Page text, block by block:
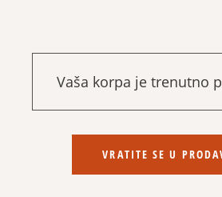
Vaša korpa je trenutno
VRATITE SE U